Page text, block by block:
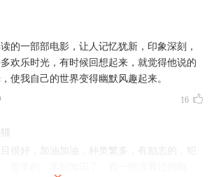
的一部部电影，让人记忆犹新，印象深刻，
欢乐时光，有时候回想起来，就觉得他说的
使我自己的世界变得幽默风趣起来。
16
很好，加油加油，种类繁多，有励志的，犯